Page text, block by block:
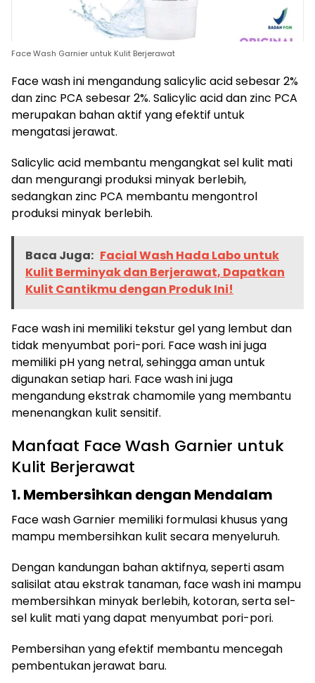
Face Wash Garnier untuk Kulit Berjerawat
Face wash ini mengandung salicylic acid sebesar 2%
dan zinc PCA sebesar 2%. Salicylic acid dan zinc PCA
merupakan bahan aktif yang efektif untuk
mengatasi jerawat.
Salicylic acid membantu mengangkat sel kulit mati
dan mengurangi produksi minyak berlebih,
sedangkan zinc PCA membantu mengontrol
produksi minyak berlebih.
Baca Juga: Facial Wash Hada Labo untuk
Kulit Berminyak dan Berjerawat, Dapatkan
Kulit Cantikmu dengan Produk Ini!
Face wash ini memiliki tekstur gel yang lembut dan
tidak menyumbat pori-pori. Face wash ini juga
memiliki pH yang netral, sehingga aman untuk
digunakan setiap hari. Face wash ini juga
mengandung ekstrak chamomile yang membantu
menenangkan kulit sensitif.
Manfaat Face Wash Garnier untuk
Kulit Berjerawat
1. Membersihkan dengan Mendalam
Face wash Garnier memiliki formulasi khusus yang
mampu membersihkan kulit secara menyeluruh.
Dengan kandungan bahan aktifnya, seperti asam
salisilat atau ekstrak tanaman, face wash ini mampu
membersihkan minyak berlebih, kotoran, serta sel-
sel kulit mati yang dapat menyumbat pori-pori.
Pembersihan yang efektif membantu mencegah
pembentukan jerawat baru.